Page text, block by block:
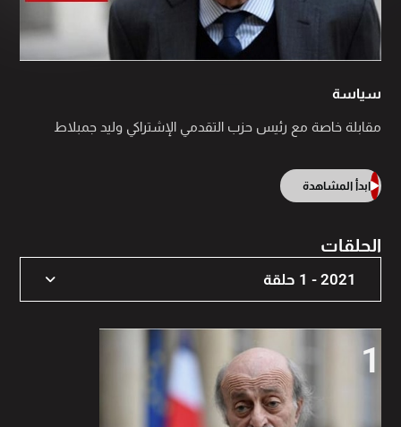
سياسة
مقابلة خاصة مع رئيس حزب التقدمي الإشتراكي وليد جمبلاط
ابدأ المشاهدة
الحلقات
2021 - 1 حلقة
2021 - 1 حلقة
1